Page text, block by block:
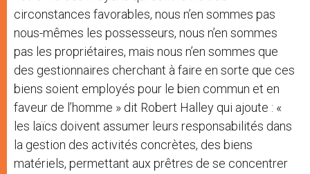
circonstances favorables, nous n’en sommes pas
nous-mêmes les possesseurs, nous n’en sommes
pas les propriétaires, mais nous n’en sommes que
des gestionnaires cherchant à faire en sorte que ces
biens soient employés pour le bien commun et en
faveur de l’homme » dit Robert Halley qui ajoute : «
les laïcs doivent assumer leurs responsabilités dans
la gestion des activités concrètes, des biens
matériels, permettant aux prêtres de se concentrer